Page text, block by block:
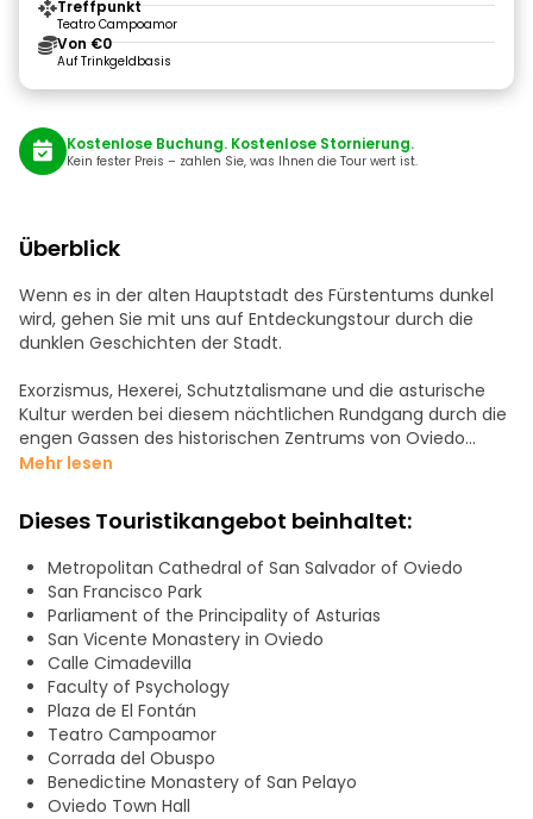
Treffpunkt
Teatro Campoamor
Von €0
Auf Trinkgeldbasis
Kostenlose Buchung. Kostenlose Stornierung.
Kein fester Preis – zahlen Sie, was Ihnen die Tour wert ist.
Überblick
Wenn es in der alten Hauptstadt des Fürstentums dunkel
wird, gehen Sie mit uns auf Entdeckungstour durch die
dunklen Geschichten der Stadt.
Exorzismus, Hexerei, Schutztalismane und die asturische
Kultur werden bei diesem nächtlichen Rundgang durch die
engen Gassen des historischen Zentrums von Oviedo
miteinander verbunden.
All dies ist in eine Atmosphäre von Legenden und
Geheimnissen gehüllt.
wer waren die "Blonden Zwillinge"?
stimmt es, dass einer der wichtigsten Exorzismen des
mittelalterlichen Spaniens in der Kathedrale stattfand?
welche dunklen Geheimnisse birgt die Kathedrale?
was ist der Ursprung des Jets?
wer war die "unglückliche Schneiderin", die nicht ins
Jenseits hinübergehen konnte?
trauen Sie sich, das geheimnisvolle Oviedo zu entdecken?
Mehr lesen
Dieses Touristikangebot beinhaltet:
Metropolitan Cathedral of San Salvador of Oviedo
San Francisco Park
Parliament of the Principality of Asturias
San Vicente Monastery in Oviedo
Calle Cimadevilla
Faculty of Psychology
Plaza de El Fontán
Teatro Campoamor
Corrada del Obuspo
Benedictine Monastery of San Pelayo
Oviedo Town Hall